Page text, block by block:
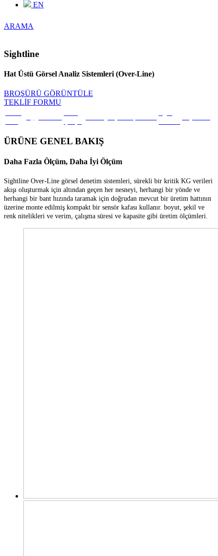
EN
ARAMA
Sightline
Hat Üstü Görsel Analiz Sistemleri (Over-Line)
BROŞÜRÜ GÖRÜNTÜLE
TEKLİF FORMU
ÜRÜNE GENEL BAKIŞ
Daha Fazla Ölçüm, Daha İyi Ölçüm
Sightline Over-Line görsel denetim sistemleri, sürekli bir kritik KG verileri
akışı oluşturmak için altından geçen her nesneyi, herhangi bir yönde ve
herhangi bir bant hızında taramak için doğrudan mevcut bir üretim hattının
üzerine monte edilmiş kompakt bir sensör kafası kullanır. boyut, şekil ve
renk nitelikleri ve verim, çalışma süresi ve kapasite gibi üretim ölçümleri.